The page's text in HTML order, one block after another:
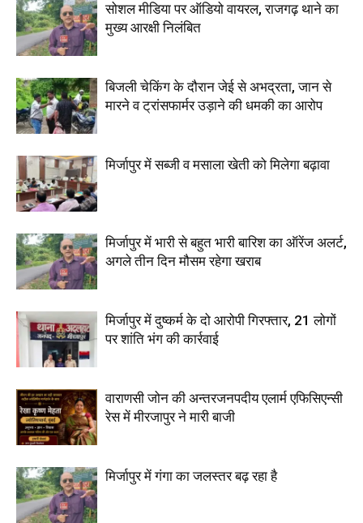
सोशल मीडिया पर ऑडियो वायरल, राजगढ़ थाने का
मुख्य आरक्षी निलंबित
बिजली चेकिंग के दौरान जेई से अभद्रता, जान से
मारने व ट्रांसफार्मर उड़ाने की धमकी का आरोप
मिर्जापुर में सब्जी व मसाला खेती को मिलेगा बढ़ावा
मिर्जापुर में भारी से बहुत भारी बारिश का ऑरेंज अलर्ट,
अगले तीन दिन मौसम रहेगा खराब
मिर्जापुर में दुष्कर्म के दो आरोपी गिरफ्तार, 21 लोगों
पर शांति भंग की कार्रवाई
वाराणसी जोन की अन्तरजनपदीय एलार्म एफिसिएन्सी
रेस में मीरजापुर ने मारी बाजी
मिर्जापुर में गंगा का जलस्तर बढ़ रहा है